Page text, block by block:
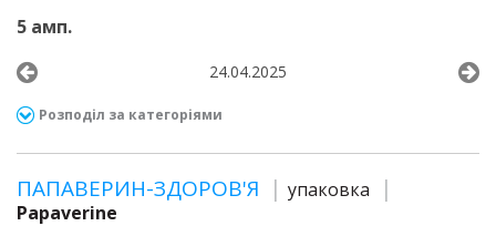
5 амп.
24.04.2025
Розподіл за категоріями
ПАПАВЕРИН-ЗДОРОВ'Я
упаковка
Papaverine